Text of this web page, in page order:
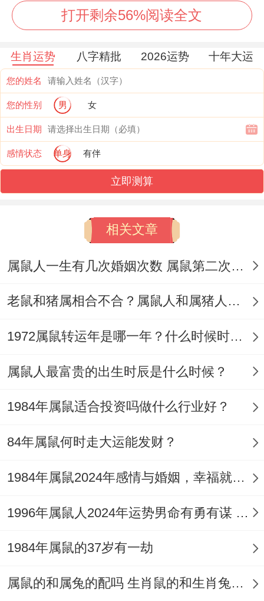
大精力，【子】的本气属于癸水~【巳】本
气为丙火...
上半年以【正财】为主，得通过辛勤付出获
得回报。下半年，则可能出现一波【偏财】
运，但同样必须谨慎对待，见好就收。
要想加强财宫的巩固,可借2025八白财星之
力,【八白】2025年坐守在西南方,可能考虑
在客厅或办公室、店铺的西南方放置一个‘
2025财运亨通、八方来财。
壬子年属鼠者~2025年财运上定要先守好财
若是因一时财气好而高调张扬，易引起两颗
合理规划财务,避免过度消费合冲动投资，保
护好果实...
子年出生的属鼠者在2025年感情运势称得上
顺利！
的恋情;有伴侣者则感情稳定~相互扶持,共度
美好时光...
打开剩余56%阅读全文
生肖运势 八字精批 2026运势 十年大运
您的姓名
您的性别 男 女
出生日期
感情状态 单身 有伴
立即测算
相关文章
属鼠人一生有几次婚姻次数 属鼠第二次婚姻能不能幸福
老鼠和猪属相合不合？属鼠人和属猪人婚姻稳定
1972属鼠转运年是哪一年？什么时候时来运转？
属鼠人最富贵的出生时辰是什么时候？
1984年属鼠适合投资吗做什么行业好？
84年属鼠何时走大运能发财？
1984年属鼠2024年感情与婚姻，幸福就在眼前
1996年属鼠人2024年运势男命有勇有谋 28岁生肖鼠2024年每月运势男性
1984年属鼠的37岁有一劫
属鼠的和属兔的配吗 生肖鼠的和生肖兔人婚姻相配吗